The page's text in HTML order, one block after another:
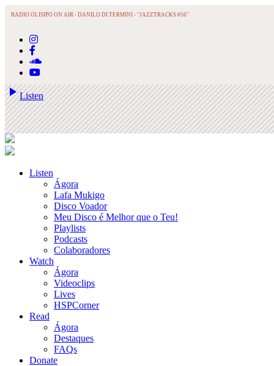
play_arrowListen
RADIO OLISIPO ON AIR - DANILO DI TERMINI - "JAZZTRACKS #56"
Listen
Ágora
Lafa Mukigo
Disco Voador
Meu Disco é Melhor que o Teu!
Playlists
Podcasts
Colaboradores
Watch
Ágora
Videoclips
Lives
HSPCorner
Read
Ágora
Destaques
FAQs
Donate